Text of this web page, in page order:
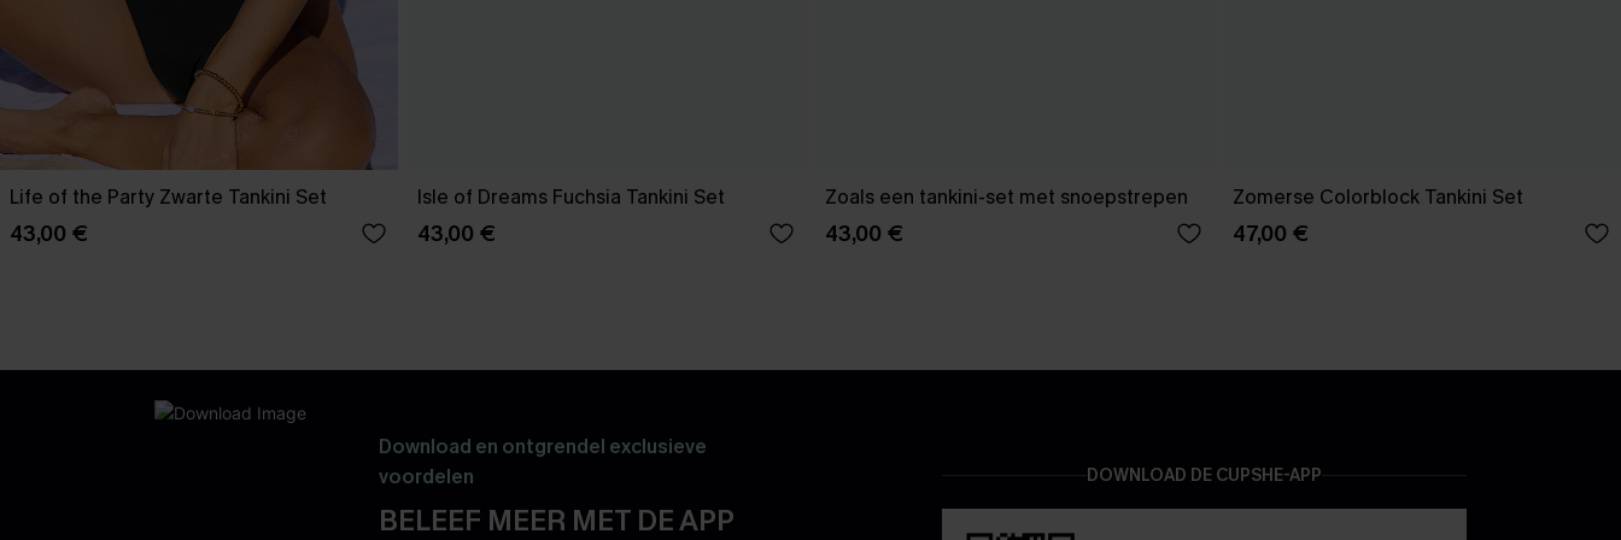
Life of the Party Zwarte Tankini Set
43,00 €
Isle of Dreams Fuchsia Tankini Set
43,00 €
Zoals een tankini-set met snoepstrepen
43,00 €
Zomerse Colorblock Tankini Set
47,00 €
Download en ontgrendel exclusieve
voordelen
BELEEF MEER MET DE APP
DOWNLOAD DE CUPSHE-APP